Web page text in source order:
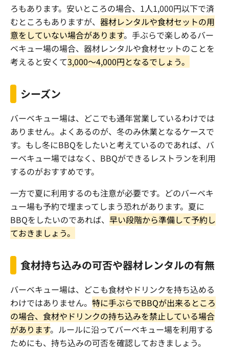
ろもあります。安いところの場合、 1人1,000円以下で済
むところもありますが、 器材レンタルや食材セットの用
意をしていない場合があります。手ぶらで楽しめるバー
ベキュー場の場合、器材レンタルや食材セットのことを
考えると安くて3,000〜4,000円となるでしょう。
シーズン
バーベキュー場は、どこでも通年営業しているわけでは
ありません。よくあるのが、冬のみ休業となるケースで
す。もし冬にBBQをしたいと考えているのであれば、バ
ーベキュー場ではなく、 BBQができるレストランを利用
するのがおすすめです。
一方で夏に利用するのも注意が必要です。どのバーベキ
ュー場も予約で埋まってしまう恐れがあります。夏に
BBQをしたいのであれば、 早い段階から準備して予約し
ておきましょう。
食材持ち込みの可否や器材レンタルの有無
バーベキュー場は、どこも食材やドリンクを持ち込める
わけではありません。 特に手ぶらでBBQが出来るところ
の場合、食材やドリンクの持ち込みを禁止している場合
があります。ルールに沿ってバーベキュー場を利用する
ためにも、持ち込みの可否を確認しておきましょう。